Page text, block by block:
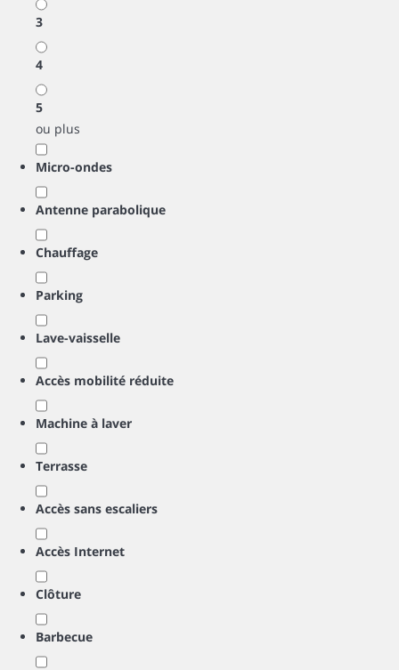
3
4
5
ou plus
Micro-ondes
Antenne parabolique
Chauffage
Parking
Lave-vaisselle
Accès mobilité réduite
Machine à laver
Terrasse
Accès sans escaliers
Accès Internet
Clôture
Barbecue